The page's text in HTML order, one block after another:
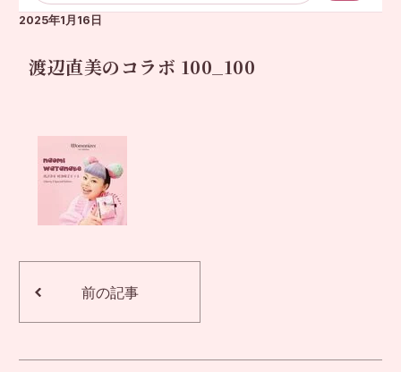
2025年1月16日
渡辺直美のコラボ 100_100
前の記事